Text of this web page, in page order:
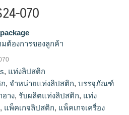
070
ต้องการของลูกค้า
น่ายแท่งลิปสติก,รับผลิตแท่ง
, แท่งลิปสติก
, จำหน่ายแท่งลิปสติก, บรรจุภัณฑ์
าง, รับผลิตแท่งลิปสติก, แท่ง
, แพ็คเกจลิปสติก, แพ็คเกจเครื่อง